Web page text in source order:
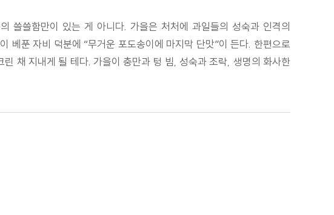
쓸쓸함만이 있는 게 아니다. 가을은 처처에 과일들의 성숙과 인격의
베푼 자비 덕분에 “무거운 포도송이에 마지막 단맛”이 든다. 한편으로
채 지내게 될 테다. 가을이 충만과 텅 빔, 성숙과 조락, 생명의 화사한